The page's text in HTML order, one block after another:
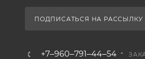
ПОДПИСАТЬСЯ НА РАССЫЛКУ
+7‒960‒791‒44‒54